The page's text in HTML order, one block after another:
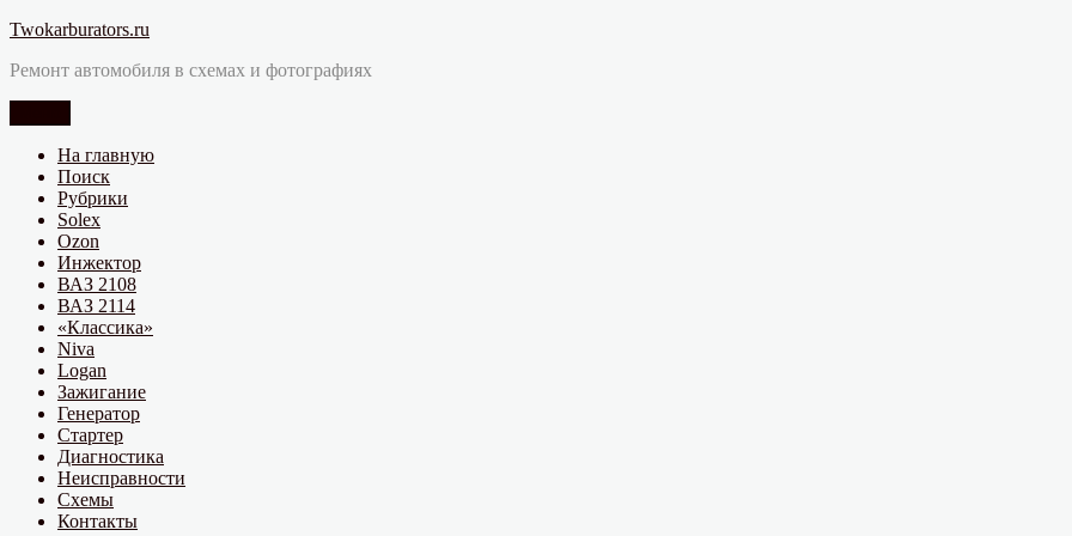
Перейти
содержимому
Twokarburators.ru
Ремонт автомобиля в схемах и фотографиях
На главную
Поиск
Рубрики
Solex
Ozon
Инжектор
ВАЗ 2108
ВАЗ 2114
«Классика»
Niva
Logan
Зажигание
Генератор
Стартер
Диагностика
Неисправности
Схемы
Контакты